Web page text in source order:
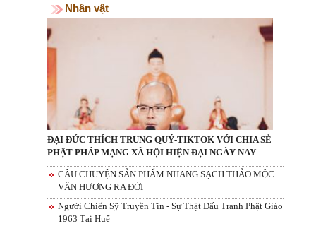
Nhân vật
ĐẠI ĐỨC THÍCH TRUNG QUÝ-TIKTOK VỚI CHIA SẺ
PHẬT PHÁP MẠNG XÃ HỘI HIỆN ĐẠI NGÀY NAY
CÂU CHUYỆN SẢN PHẨM NHANG SẠCH THẢO MỘC
VÂN HƯƠNG RA ĐỜI
Người Chiến Sỹ Truyền Tin - Sự Thật Đấu Tranh Phật Giáo
1963 Tại Huế